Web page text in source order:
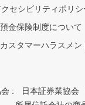
セシビリティポリシ
預金保険制度について
カスタマーハラスメン
:
日本証券業協会